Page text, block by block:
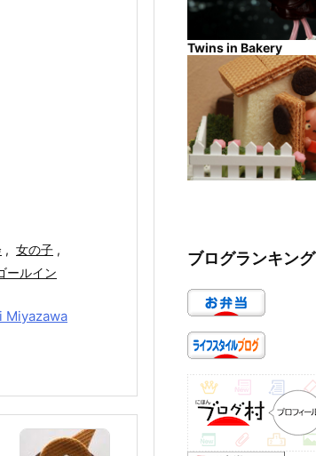
, 女の子 ,
ールイン
Miyazawa
Twins in Bakery
ブログランキング